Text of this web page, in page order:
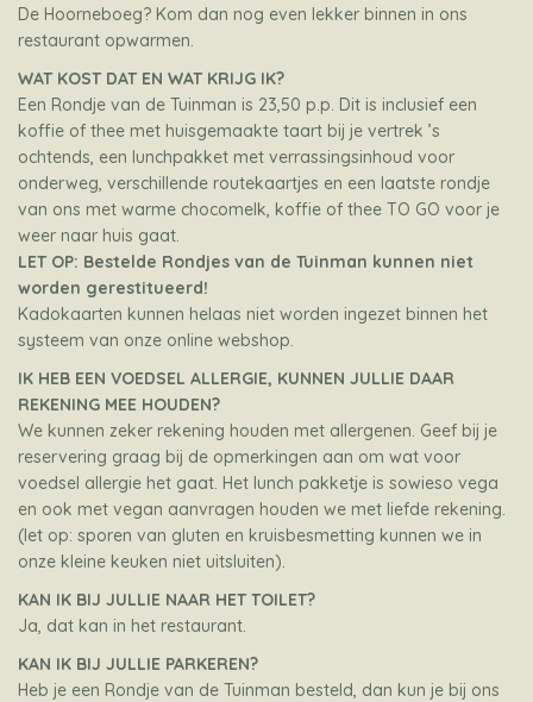
De Hoorneboeg? Kom dan nog even lekker binnen in ons
restaurant opwarmen.
WAT KOST DAT EN WAT KRIJG IK?
Een Rondje van de Tuinman is 23,50 p.p. Dit is inclusief een
koffie of thee met huisgemaakte taart bij je vertrek ’s
ochtends, een lunchpakket met verrassingsinhoud voor
onderweg, verschillende routekaartjes en een laatste rondje
van ons met warme chocomelk, koffie of thee TO GO voor je
weer naar huis gaat.
LET OP: Bestelde Rondjes van de Tuinman kunnen niet
worden gerestitueerd!
Kadokaarten kunnen helaas niet worden ingezet binnen het
systeem van onze online webshop.
IK HEB EEN VOEDSEL ALLERGIE, KUNNEN JULLIE DAAR
REKENING MEE HOUDEN?
We kunnen zeker rekening houden met allergenen. Geef bij je
reservering graag bij de opmerkingen aan om wat voor
voedsel allergie het gaat. Het lunch pakketje is sowieso vega
en ook met vegan aanvragen houden we met liefde rekening.
(let op: sporen van gluten en kruisbesmetting kunnen we in
onze kleine keuken niet uitsluiten).
KAN IK BIJ JULLIE NAAR HET TOILET?
Ja, dat kan in het restaurant.
KAN IK BIJ JULLIE PARKEREN?
Heb je een Rondje van de Tuinman besteld, dan kun je bij ons